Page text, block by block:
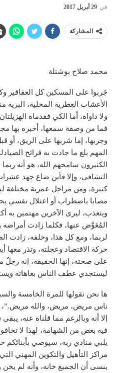
في 29 أبريل 2017
المشاركة
محمد صلاح بوشتلة
جَربوا على المسكين كل العقاقير
الأعشاب العِطرية المحلية، البرية
ولا داواه، أما الكي فقدماه
فما من وصفة سمعها، أخبره بها
وجربها، إما شربها على الريق، أو
المهم بلع ما جادت به قرائح
الكثيرون سامحهم الله، هو أنه
التشافي، وإلا فأين ضاع جهد
كثيرة، ومن مراحل عمرية مختلفة
مصابا باضطراب أو اعتلال نفسي
ويتعذب، ليرى الآخرين مهتمين به
المُعَوَّض عنها، فكلما زادت أمراضه
لربما، ومع كل هذا، وخلفه، زادت
حركة الاقتصاد وعجلته، وتذر معها
على صحته، إنها الحقيقة، إنه
ليستجدي عطف الناس بعاهاته
ها نحن نقولها للمرة الخامسة
ناس مريض، مريض، والله
إلا أنه وبالرغم مما قلناه عنه،
فيه بعض من الشهامة، لهذا لا
يلبي منادي ربه، سيوصي بأبنائكم
مراكز التأهيل والتكوين المهني
ينسى أن الجميع خانه، وأنه لم يخن